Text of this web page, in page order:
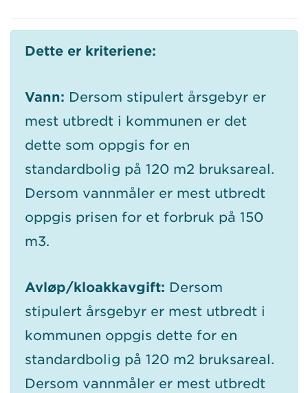
Dette er kriteriene:
Vann: Dersom stipulert årsgebyr er
mest utbredt i kommunen er det
dette som oppgis for en
standardbolig på 120 m2 bruksareal.
Dersom vannmåler er mest utbredt
oppgis prisen for et forbruk på 150
m3.
Avløp/kloakkavgift: Dersom
stipulert årsgebyr er mest utbredt i
kommunen oppgis dette for en
standardbolig på 120 m2 bruksareal.
Dersom vannmåler er mest utbredt